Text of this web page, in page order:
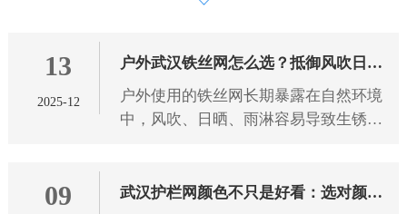
13
2025-12
户外武汉铁丝网怎么选？抵御风吹日晒
雨淋有技巧
户外使用的铁丝网长期暴露在自然环境
中，风吹、日晒、雨淋容易导致生锈、
网，需从 武汉铁丝网 材质、工艺
09 武汉护栏网颜色不只是好看：选对颜色